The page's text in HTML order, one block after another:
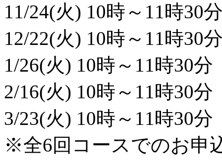
11/24(火) 10時～11時30
12/22(火) 10時～11時30
1/26(火) 10時～11時30分
2/16(火) 10時～11時30分
3/23(火) 10時～11時30分
※全6回コースでのお申